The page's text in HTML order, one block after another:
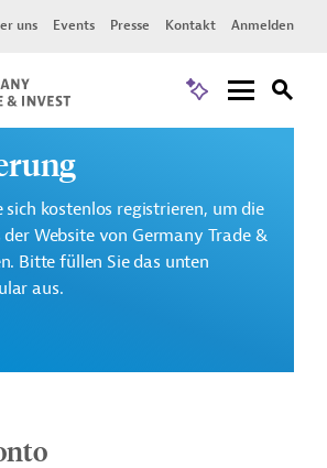
uns Events Presse Kontakt Anmelden
sich kostenlos registrieren, um die
der Website von Germany Trade &
Bitte füllen Sie das unten
aus.